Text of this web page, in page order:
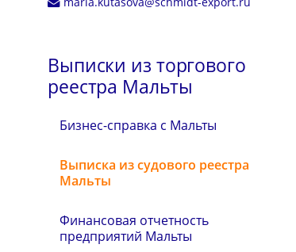
Выписки из торгового
реестра Мальты
Бизнес-справка с Мальты
Выписка из судового реестра
Мальты
Финансовая отчетность
предприятий Мальты